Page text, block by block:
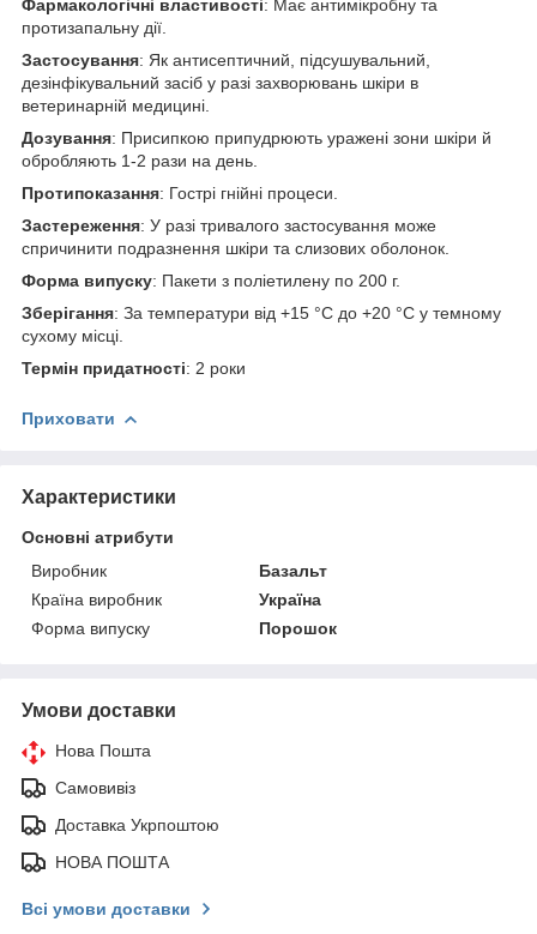
Фармакологічні властивості: Має антимікробну та
протизапальну дії.
Застосування: Як антисептичний, підсушувальний,
дезінфікувальний засіб у разі захворювань шкіри в
ветеринарній медицині.
Дозування: Присипкою припудрюють уражені зони шкіри й
обробляють 1-2 рази на день.
Протипоказання: Гострі гнійні процеси.
Застереження: У разі тривалого застосування може
спричинити подразнення шкіри та слизових оболонок.
Форма випуску: Пакети з поліетилену по 200 г.
Зберігання: За температури від +15 °C до +20 °C у темному
сухому місці.
Термін придатності: 2 роки
Приховати
Характеристики
Основні атрибути
Виробник
Базальт
Країна виробник
Україна
Форма випуску
Порошок
Умови доставки
Нова Пошта
Самовивіз
Доставка Укрпоштою
НОВА ПОШТА
Всі умови доставки